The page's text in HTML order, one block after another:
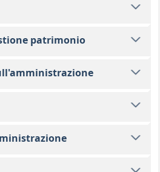
patrimonio